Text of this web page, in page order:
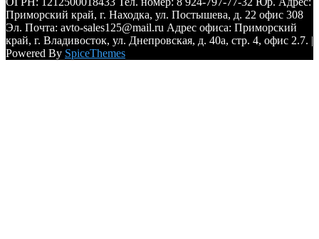
Приморский край, г. Находка, ул. Постышева, д. 22 офис 308
Эл. Почта: avto-sales125@mail.ru Адрес офиса: Приморский
край, г. Владивосток, ул. Днепровская, д. 40а, стр. 4, офис 2.7. |
Powered By SpiceThemes